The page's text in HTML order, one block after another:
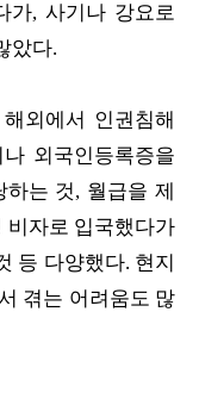
가, 사기나 강요로
았다.
외에서 인권침해
외국인등록증을
하는 것, 월급을 제
비자로 입국했다가
등 다양했다. 현지
겪는 어려움도 많